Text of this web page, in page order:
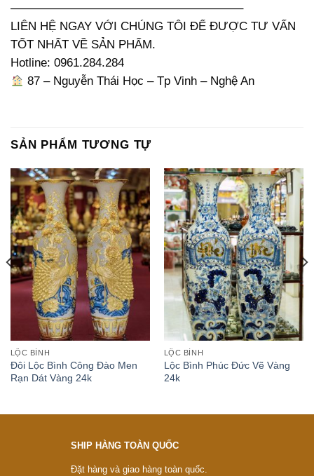
———————————————————–
LIÊN HỆ NGAY VỚI CHÚNG TÔI ĐỂ ĐƯỢC TƯ VẤN
TỐT NHẤT VỀ SẢN PHẨM.
Hotline: 0961.284.284
87 – Nguyễn Thái Học – Tp Vinh – Nghệ An
SẢN PHẨM TƯƠNG TỰ
LỘC BÌNH
Đôi Lộc Bình Công Đào Men
Rạn Dát Vàng 24k
LỘC BÌNH
Lộc Bình Phúc Đức Vẽ Vàng
24k
SHIP HÀNG TOÀN QUỐC
Đặt hàng và giao hàng toàn quốc.